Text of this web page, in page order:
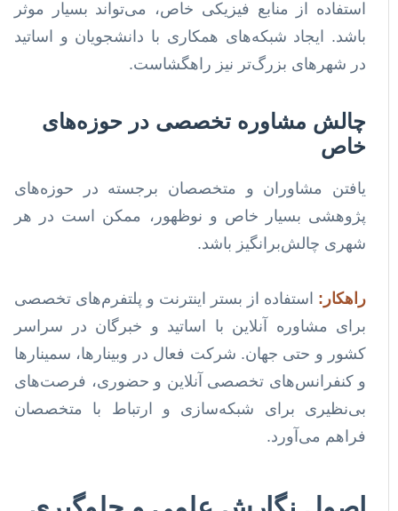
استفاده از منابع فیزیکی خاص، می‌تواند بسیار موثر
باشد. ایجاد شبکه‌های همکاری با دانشجویان و اساتید
در شهرهای بزرگ‌تر نیز راهگشاست.
چالش مشاوره تخصصی در حوزه‌های
خاص
یافتن مشاوران و متخصصان برجسته در حوزه‌های
پژوهشی بسیار خاص و نوظهور، ممکن است در هر
شهری چالش‌برانگیز باشد.
راهکار: استفاده از بستر اینترنت و پلتفرم‌های تخصصی
برای مشاوره آنلاین با اساتید و خبرگان در سراسر
کشور و حتی جهان. شرکت فعال در وبینارها، سمینارها
و کنفرانس‌های تخصصی آنلاین و حضوری، فرصت‌های
بی‌نظیری برای شبکه‌سازی و ارتباط با متخصصان
فراهم می‌آورد.